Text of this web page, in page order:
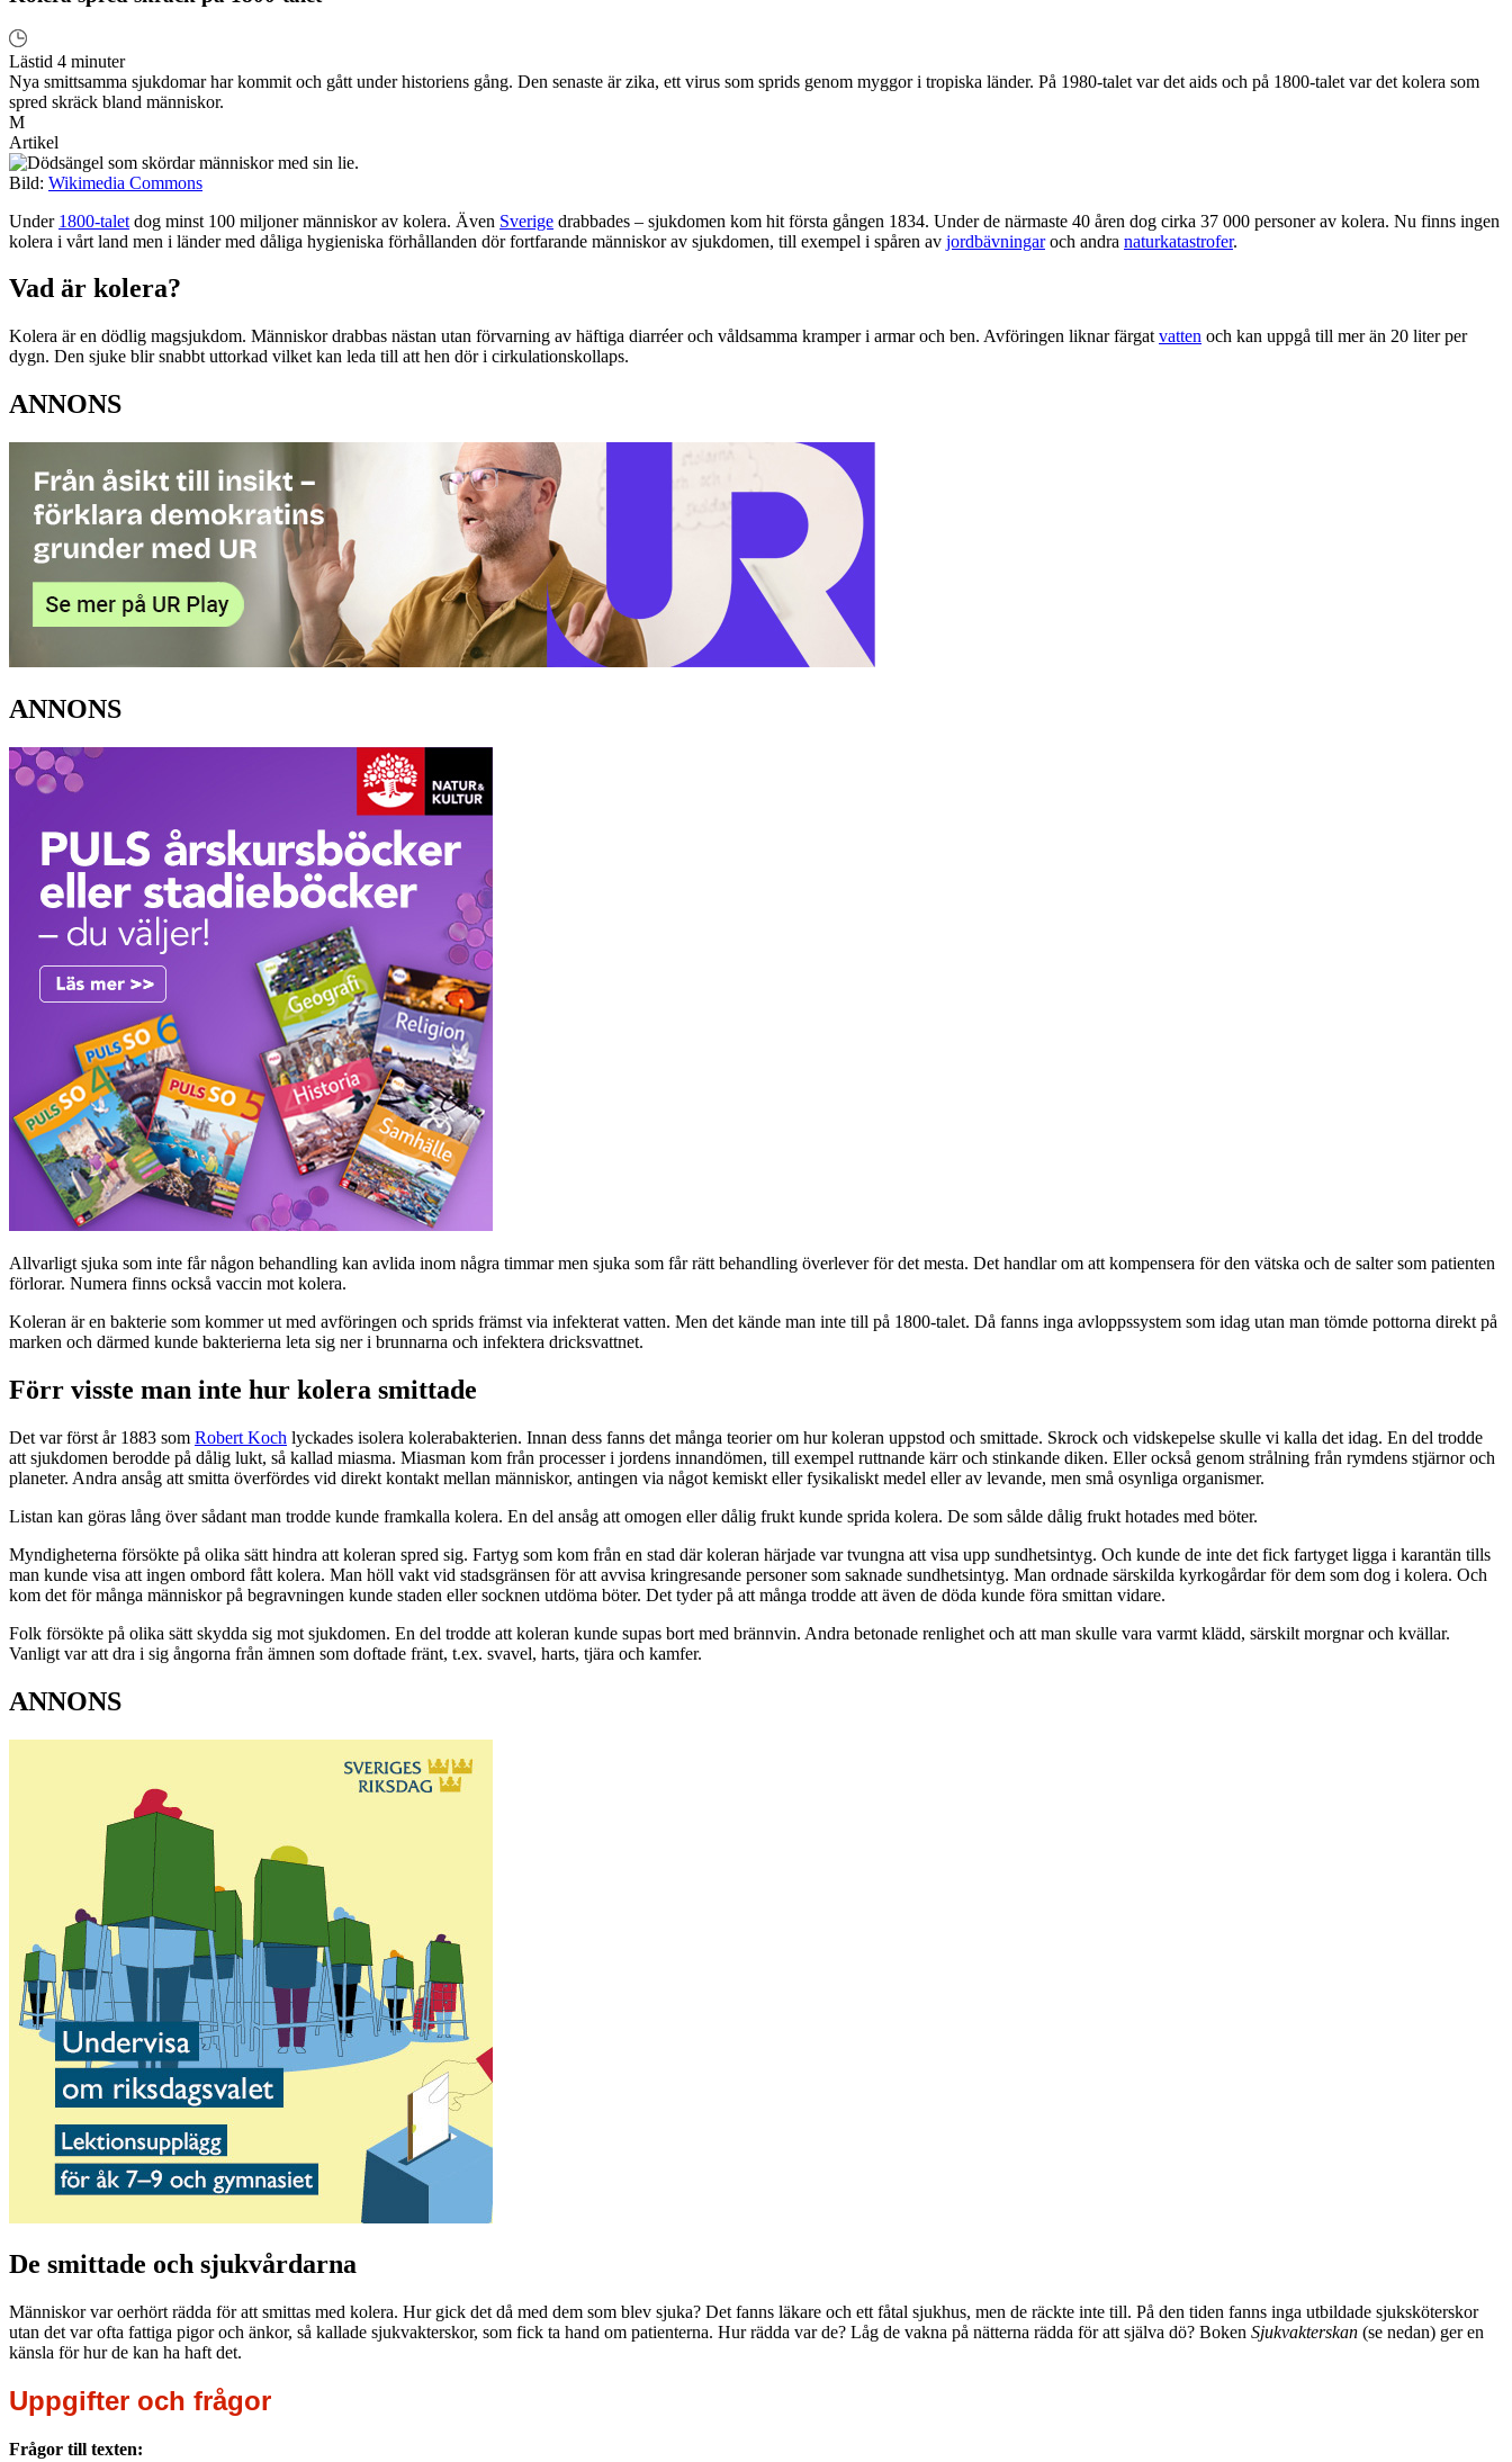
Lästid 4 minuter
Nya smittsamma sjukdomar har kommit och gått under historiens gång. Den senaste är zika, ett virus som sprids genom myggor i tropiska länder. På 1980-talet var det aids och på 1800-talet var det kolera som
spred skräck bland människor.
M
Artikel
Bild: Wikimedia Commons
Under 1800-talet dog minst 100 miljoner människor av kolera. Även Sverige drabbades – sjukdomen kom hit första gången 1834. Under de närmaste 40 åren dog cirka 37 000 personer av kolera. Nu finns ingen
kolera i vårt land men i länder med dåliga hygieniska förhållanden dör fortfarande människor av sjukdomen, till exempel i spåren av jordbävningaroch andra naturkatastrofer.
Vad är kolera?
Kolera är en dödlig magsjukdom. Människor drabbas nästan utan förvarning av häftiga diarréer och våldsamma kramper i armar och ben. Avföringen liknar färgat vatten och kan uppgå till mer än 20 liter per
dygn. Den sjuke blir snabbt uttorkad vilket kan leda till att hen dör i cirkulationskollaps.
ANNONS
ANNONS
Allvarligt sjuka som inte får någon behandling kan avlida inom några timmar men sjuka som får rätt behandling överlever för det mesta. Det handlar om att kompensera för den vätska och de salter som patienten
förlorar. Numera finns också vaccin mot kolera.
Koleran är en bakterie som kommer ut med avföringen och sprids främst via infekterat vatten. Men det kände man inte till på 1800-talet. Då fanns inga avloppssystem som idag utan man tömde pottorna direkt på
marken och därmed kunde bakterierna leta sig ner i brunnarna och infektera dricksvattnet.
Förr visste man inte hur kolera smittade
Det var först år 1883 som Robert Koch lyckades isolera kolerabakterien. Innan dess fanns det många teorier om hur koleran uppstod och smittade. Skrock och vidskepelse skulle vi kalla det idag. En del trodde
att sjukdomen berodde på dålig lukt, så kallad miasma. Miasman kom från processer i jordens innandömen, till exempel ruttnande kärr och stinkande diken. Eller också genom strålning från rymdens stjärnor och
planeter. Andra ansåg att smitta överfördes vid direkt kontakt mellan människor, antingen via något kemiskt eller fysikaliskt medel eller av levande, men små osynliga organismer.
Listan kan göras lång över sådant man trodde kunde framkalla kolera. En del ansåg att omogen eller dålig frukt kunde sprida kolera. De som sålde dålig frukt hotades med böter.
Myndigheterna försökte på olika sätt hindra att koleran spred sig. Fartyg som kom från en stad där koleran härjade var tvungna att visa upp sundhetsintyg. Och kunde de inte det fick fartyget ligga i karantän tills
man kunde visa att ingen ombord fått kolera. Man höll vakt vid stadsgränsen för att avvisa kringresande personer som saknade sundhetsintyg. Man ordnade särskilda kyrkogårdar för dem som dog i kolera. Och
kom det för många människor på begravningen kunde staden eller socknen utdöma böter. Det tyder på att många trodde att även de döda kunde föra smittan vidare.
Folk försökte på olika sätt skydda sig mot sjukdomen. En del trodde att koleran kunde supas bort med brännvin. Andra betonade renlighet och att man skulle vara varmt klädd, särskilt morgnar och kvällar.
Vanligt var att dra i sig ångorna från ämnen som doftade fränt, t.ex. svavel, harts, tjära och kamfer.
ANNONS
De smittade och sjukvårdarna
Människor var oerhört rädda för att smittas med kolera. Hur gick det då med dem som blev sjuka? Det fanns läkare och ett fåtal sjukhus, men de räckte inte till. På den tiden fanns inga utbildade sjuksköterskor
utan det var ofta fattiga pigor och änkor, så kallade sjukvakterskor, som fick ta hand om patienterna. Hur rädda var de? Låg de vakna på nätterna rädda för att själva dö? Boken Sjukvakterskan (se nedan) ger en
känsla för hur de kan ha haft det.
Uppgifter och frågor
Frågor till texten: